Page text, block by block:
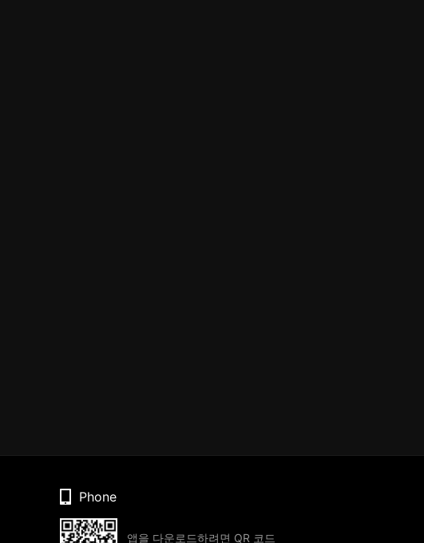
Phone
앱을 다운로드하려면 QR 코드